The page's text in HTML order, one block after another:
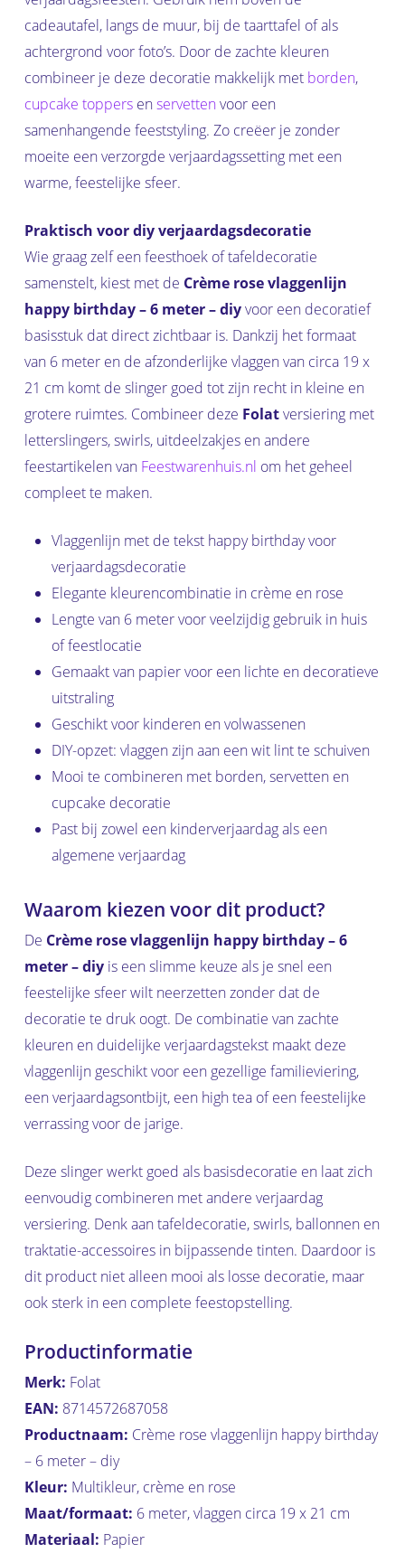
cadeautafel, langs de muur, bij de taarttafel of als
achtergrond voor foto’s. Door de zachte kleuren
combineer je deze decoratie makkelijk met borden,
cupcake toppersenservettenvoor een
samenhangende feeststyling. Zo creëer je zonder
moeite een verzorgde verjaardagssetting met een
warme, feestelijke sfeer.
Praktisch voor diy verjaardagsdecoratie
Wie graag zelf een feesthoek of tafeldecoratie
samenstelt, kiest met de Crème rose vlaggenlijn
happy birthday – 6 meter – diyvoor een decoratief
basisstuk dat direct zichtbaar is. Dankzij het formaat
van 6 meter en de afzonderlijke vlaggen van circa 19 x
21 cm komt de slinger goed tot zijn recht in kleine en
grotere ruimtes. Combineer deze Folatversiering met
letterslingers, swirls, uitdeelzakjes en andere
feestartikelen van Feestwarenhuis.nl om het geheel
compleet te maken.
Vlaggenlijn met de tekst happy birthday voor
verjaardagsdecoratie
Elegante kleurencombinatie in crème en rose
Lengte van 6 meter voor veelzijdig gebruik in huis
of feestlocatie
Gemaakt van papier voor een lichte en decoratieve
uitstraling
Geschikt voor kinderen en volwassenen
DIY-opzet: vlaggen zijn aan een wit lint te schuiven
Mooi te combineren met borden, servetten en
cupcake decoratie
Past bij zowel een kinderverjaardag als een
algemene verjaardag
Waarom kiezen voor dit product?
De Crème rose vlaggenlijn happy birthday – 6
meter – diyis een slimme keuze als je snel een
feestelijke sfeer wilt neerzetten zonder dat de
decoratie te druk oogt. De combinatie van zachte
kleuren en duidelijke verjaardagstekst maakt deze
vlaggenlijn geschikt voor een gezellige familieviering,
een verjaardagsontbijt, een high tea of een feestelijke
verrassing voor de jarige.
Deze slinger werkt goed als basisdecoratie en laat zich
eenvoudig combineren met andere verjaardag
versiering. Denk aan tafeldecoratie, swirls, ballonnen en
traktatie-accessoires in bijpassende tinten. Daardoor is
dit product niet alleen mooi als losse decoratie, maar
ook sterk in een complete feestopstelling.
Productinformatie
Merk: Folat
EAN: 8714572687058
Productnaam: Crème rose vlaggenlijn happy birthday
– 6 meter – diy
Kleur: Multikleur, crème en rose
Maat/formaat: 6 meter, vlaggen circa 19 x 21 cm
Materiaal: Papier